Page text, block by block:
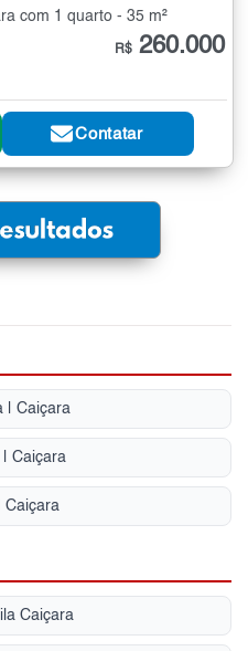
com 1 quarto - 35 m²
R$ 260.000
Contatar
| Caiçara
| Caiçara
Caiçara
Caiçara